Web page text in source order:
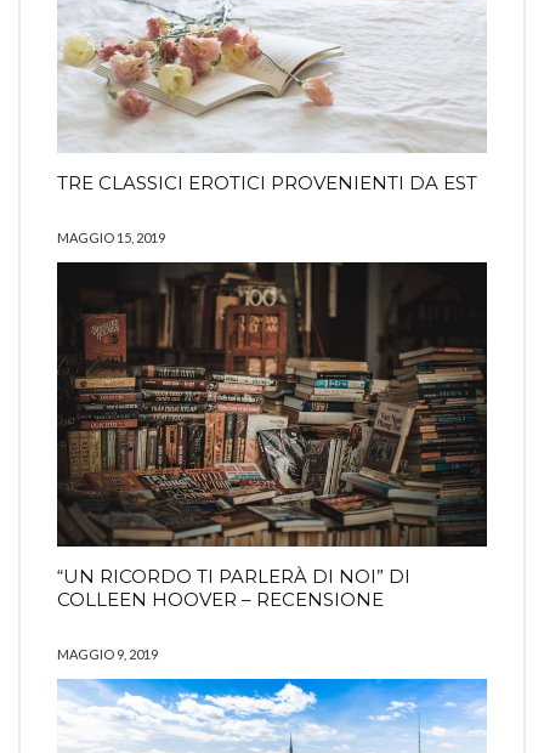
TRE CLASSICI EROTICI PROVENIENTI DA EST
MAGGIO 15, 2019
“UN RICORDO TI PARLERÀ DI NOI” DI
COLLEEN HOOVER – RECENSIONE
MAGGIO 9, 2019